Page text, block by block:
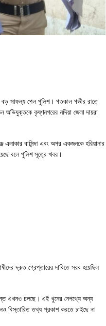
বড় সাফল্য পেল পুলিশ। গতকাল গভীর রাতে
অভিযুক্তকে কৃষ্ণনগরের নদিয়া জেলা দায়রা
বাসিন্দা এবং অপর একজনকে হরিয়ানার
বলে পুলিশ সূত্রে খবর।
দ্রুত গ্রেপ্তারের দাবিতে সরব হয়েছিল
এখনও চলছে। এই খুনের নেপথ্যে অন্য
বিস্তারিত তথ্য প্রকাশ করতে চাইছে না